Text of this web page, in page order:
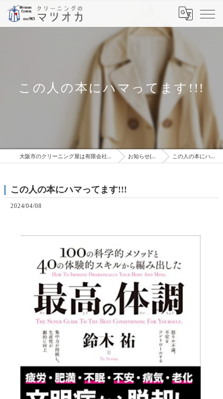
この人の本にハマってます!!!
大阪市のクリーニング屋は有限会社松岡クリーニング工場 お知らせ(ブログ） この人の本にハマってます!!!
この人の本にハマってます!!!
2024/04/08